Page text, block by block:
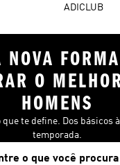
ADICLUB
NOVA
O
HOMENS
que te define. Dos básicos
temporada.
o que você procura